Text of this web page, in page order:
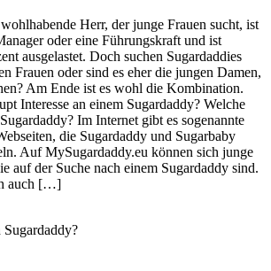
Herr, der junge Frauen sucht, ist
oder eine Führungskraft und ist
ausgelastet. Doch suchen Sugardaddies
Frauen oder sind es eher die jungen Damen,
Am Ende ist es wohl die Kombination.
Interesse an einem Sugardaddy? Welche
Im Internet gibt es sogenannte
die Sugardaddy und Sugarbaby
Auf MySugardaddy.eu können sich junge
auf der Suche nach einem Sugardaddy sind.
auch […]